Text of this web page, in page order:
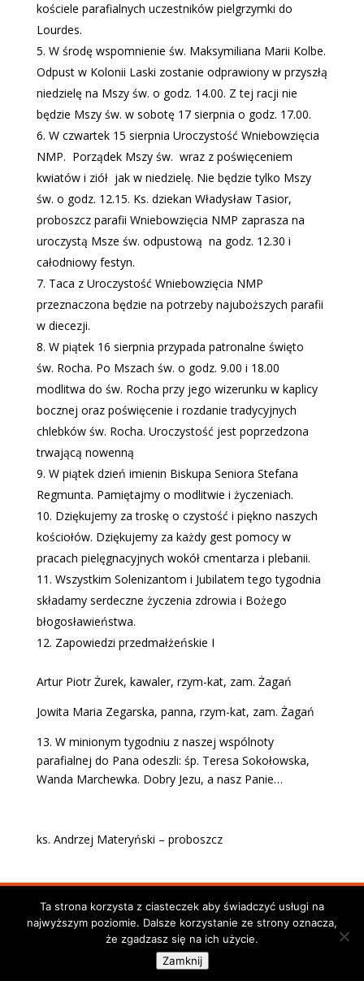
kościele parafialnych uczestników pielgrzymki do
Lourdes.
W środę wspomnienie św. Maksymiliana Marii Kolbe.
Odpust w Kolonii Laski zostanie odprawiony w przyszłą
niedzielę na Mszy św. o godz. 14.00. Z tej racji nie
będzie Mszy św. w sobotę 17 sierpnia o godz. 17.00.
W czwartek 15 sierpnia Uroczystość Wniebowzięcia
NMP. Porządek Mszy św. wraz z poświęceniem
kwiatów i ziół jak w niedzielę. Nie będzie tylko Mszy
św. o godz. 12.15. Ks. dziekan Władysław Tasior,
proboszcz parafii Wniebowzięcia NMP zaprasza na
uroczystą Msze św. odpustową na godz. 12.30 i
całodniowy festyn.
Taca z Uroczystość Wniebowzięcia NMP
przeznaczona będzie na potrzeby najuboższych parafii
w diecezji.
W piątek 16 sierpnia przypada patronalne święto
św. Rocha. Po Mszach św. o godz. 9.00 i 18.00
modlitwa do św. Rocha przy jego wizerunku w kaplicy
bocznej oraz poświęcenie i rozdanie tradycyjnych
chlebków św. Rocha. Uroczystość jest poprzedzona
trwającą nowenną
W piątek dzień imienin Biskupa Seniora Stefana
Regmunta. Pamiętajmy o modlitwie i życzeniach.
Dziękujemy za troskę o czystość i piękno naszych
kościołów. Dziękujemy za każdy gest pomocy w
pracach pielęgnacyjnych wokół cmentarza i plebanii.
Wszystkim Solenizantom i Jubilatem tego tygodnia
składamy serdeczne życzenia zdrowia i Bożego
błogosławieństwa.
Zapowiedzi przedmałżeńskie I
Artur Piotr Żurek, kawaler, rzym-kat, zam. Żagań
Jowita Maria Zegarska, panna, rzym-kat, zam. Żagań
13. W minionym tygodniu z naszej wspólnoty
parafialnej do Pana odeszli: śp. Teresa Sokołowska,
Wanda Marchewka. Dobry Jezu, a nasz Panie…
ks. Andrzej Materyński – proboszcz
©PARAFIA RZYMSKO-KATOLICKA PW. NAWIEDZENIA
NAJŚWIĘTSZEJ MARYI PANNY W ŻAGANIU
Zdjęcia w oprawie graficznej strony ©Jan Mazur
projekt i wykonanieMateusz Urbanowicz
Ta strona korzysta z ciasteczek aby świadczyć usługi na
najwyższym poziomie. Dalsze korzystanie ze strony oznacza,
że zgadzasz się na ich użycie.
Zamknij